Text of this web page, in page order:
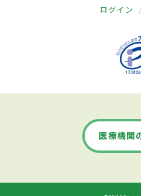
ログイン
医療機関